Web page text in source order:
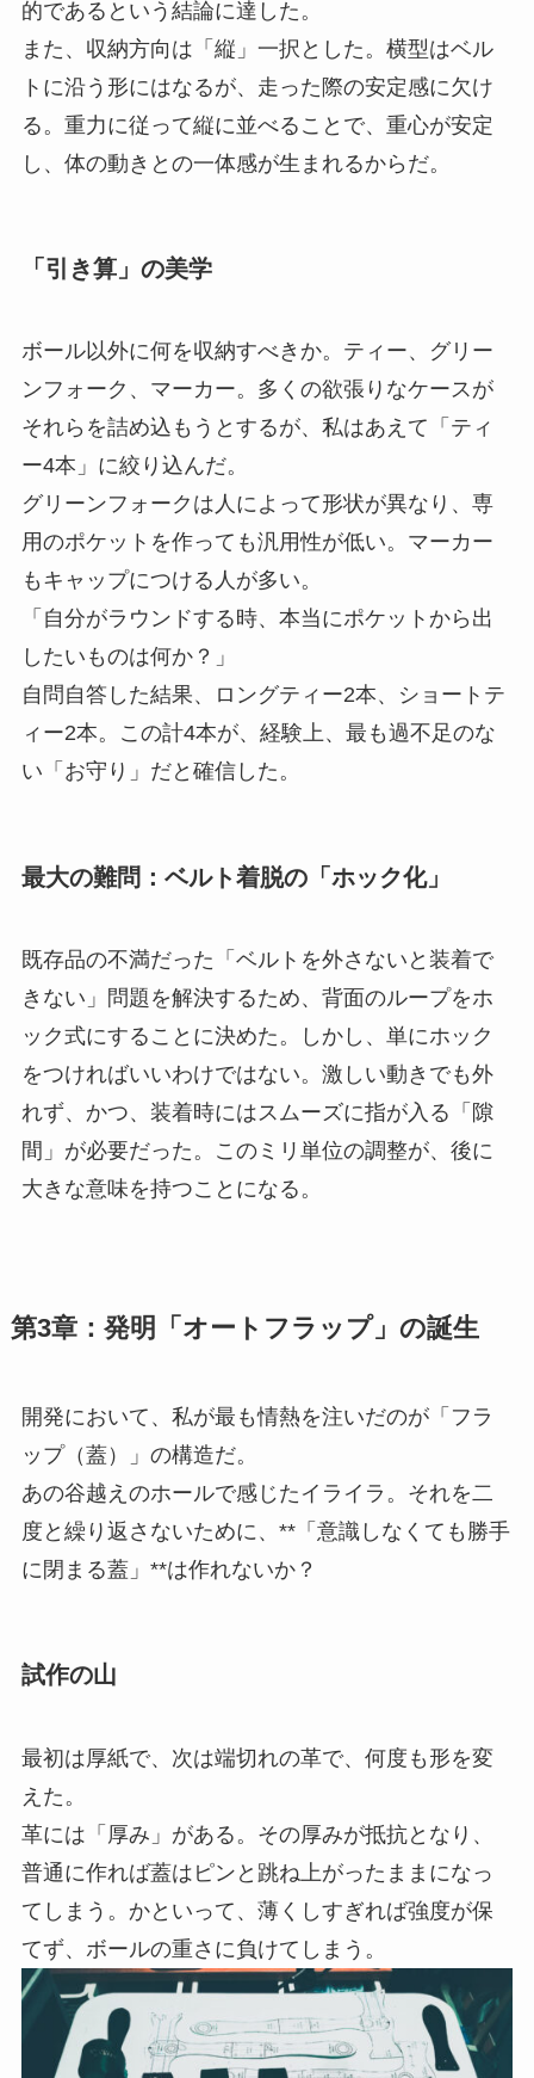
的であるという結論に達した。
また、収納方向は「縦」一択とした。横型はベル
トに沿う形にはなるが、走った際の安定感に欠け
る。重力に従って縦に並べることで、重心が安定
し、体の動きとの一体感が生まれるからだ。
「引き算」の美学
ボール以外に何を収納すべきか。ティー、グリー
ンフォーク、マーカー。多くの欲張りなケースが
それらを詰め込もうとするが、私はあえて「ティ
ー4本」に絞り込んだ。
グリーンフォークは人によって形状が異なり、専
用のポケットを作っても汎用性が低い。マーカー
もキャップにつける人が多い。
「自分がラウンドする時、本当にポケットから出
したいものは何か？」
自問自答した結果、ロングティー2本、ショートテ
ィー2本。この計4本が、経験上、最も過不足のな
い「お守り」だと確信した。
最大の難問：ベルト着脱の「ホック化」
既存品の不満だった「ベルトを外さないと装着で
きない」問題を解決するため、背面のループをホ
ック式にすることに決めた。しかし、単にホック
をつければいいわけではない。激しい動きでも外
れず、かつ、装着時にはスムーズに指が入る「隙
間」が必要だった。このミリ単位の調整が、後に
大きな意味を持つことになる。
第3章：発明「オートフラップ」の誕生
開発において、私が最も情熱を注いだのが「フラ
ップ（蓋）」の構造だ。
あの谷越えのホールで感じたイライラ。それを二
度と繰り返さないために、**「意識しなくても勝手
に閉まる蓋」**は作れないか？
試作の山
最初は厚紙で、次は端切れの革で、何度も形を変
えた。
革には「厚み」がある。その厚みが抵抗となり、
普通に作れば蓋はピンと跳ね上がったままになっ
てしまう。かといって、薄くしすぎれば強度が保
てず、ボールの重さに負けてしまう。